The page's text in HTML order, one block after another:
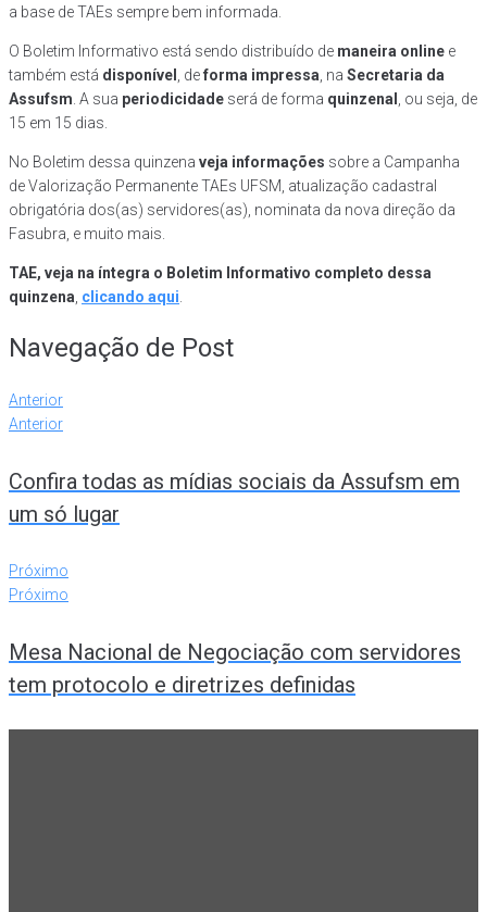
a base de TAEs sempre bem informada.
O Boletim Informativo está sendo distribuído de maneira online e
também está disponível , deforma impressa , na Secretaria da
Assufsm . A sua periodicidade será de forma quinzenal
, ou seja, de
15 em 15 dias.
No Boletim dessa quinzena veja informações sobre a Campanha
de Valorização Permanente TAEs UFSM, atualização cadastral
obrigatória dos(as) servidores(as), nominata da nova direção da
Fasubra, e muito mais.
TAE, veja na íntegra o Boletim Informativo completo dessa
quinzena clicando aqui
Navegação de Post
Anterior
Anterior
Confira todas as mídias sociais da Assufsm em
um só lugar
Próximo
Próximo
Mesa Nacional de Negociação com servidores
tem protocolo e diretrizes definidas